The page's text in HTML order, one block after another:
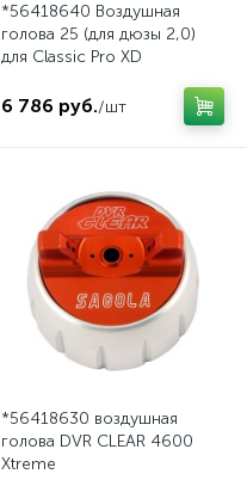
*56418640 Воздушная
голова 25 (для дюзы 2,0)
для Classic Pro XD
6 786 руб./шт
*56418630 воздушная
голова DVR CLEAR 4600
Xtreme